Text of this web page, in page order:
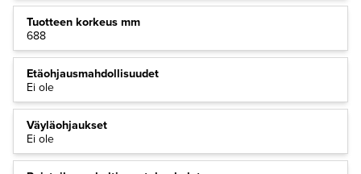
Tuotteen korkeus mm
688
Etäohjausmahdollisuudet
Ei ole
Väyläohjaukset
Ei ole